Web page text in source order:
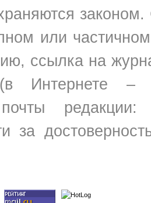
или
ссылка на
(в Интернете
почты
за